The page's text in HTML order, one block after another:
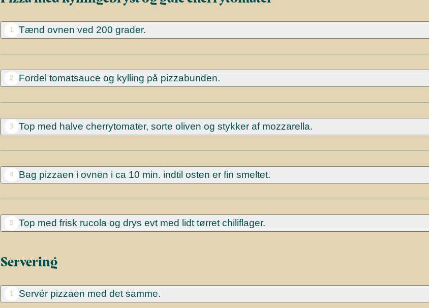
1 Tænd ovnen ved 200 grader.
2 Fordel tomatsauce og kylling på pizzabunden.
3 Top med halve cherrytomater, sorte oliven og stykker af mozzarella.
4 Bag pizzaen i ovnen i ca 10 min. indtil osten er fin smeltet.
5 Top med frisk rucola og drys evt med lidt tørret chiliflager.
Servering
1 Servér pizzaen med det samme.